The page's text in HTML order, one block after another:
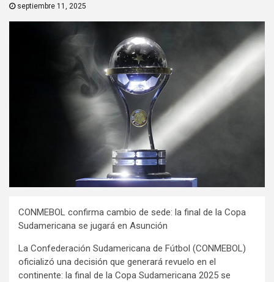
septiembre 11, 2025
CONMEBOL confirma cambio de sede: la final de la Copa
Sudamericana se jugará en Asunción
La Confederación Sudamericana de Fútbol (CONMEBOL)
oficializó una decisión que generará revuelo en el
continente: la final de la Copa Sudamericana 2025 se